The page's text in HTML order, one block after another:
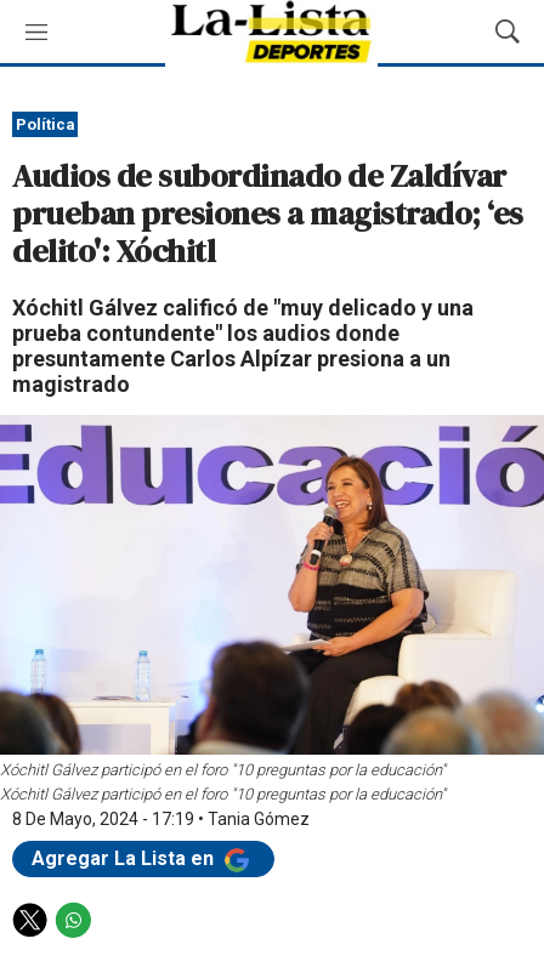
M
e
ú
M
o
a
B
Política
Audios de subordinado de Zaldívar
prueban presiones a magistrado; ‘es
delito': Xóchitl
Xóchitl Gálvez calificó de "muy delicado y una
prueba contundente" los audios donde
presuntamente Carlos Alpízar presiona a un
magistrado
Xóchitl Gálvez participó en el foro "10 preguntas por la educación"
Xóchitl Gálvez participó en el foro "10 preguntas por la educación"
8 De Mayo, 2024 - 17:19 • Tania Gómez
Agregar La Lista en
T
W